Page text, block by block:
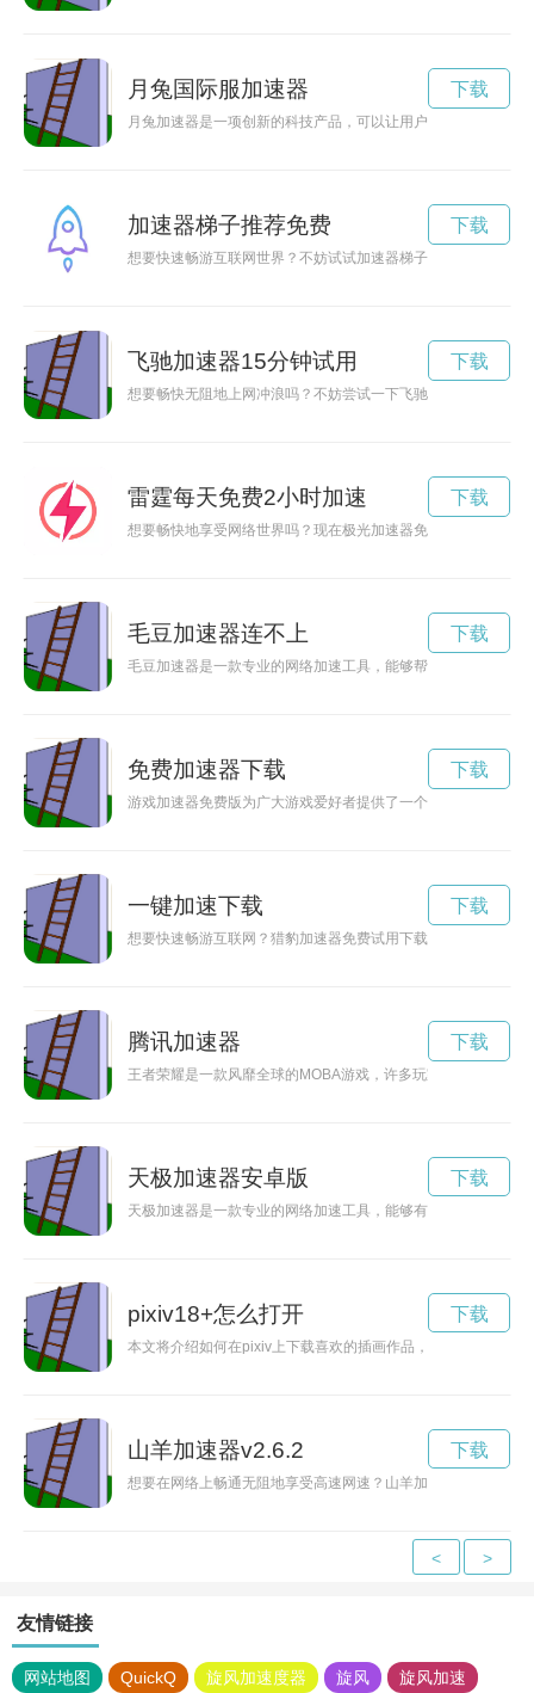
月兔国际服加速器
月兔加速器是一项创新的科技产品，可以让用户在短时间内提
下载
加速器梯子推荐免费
想要快速畅游互联网世界？不妨试试加速器梯子！现推荐一款
下载
飞驰加速器15分钟试用
想要畅快无阻地上网冲浪吗？不妨尝试一下飞驰加速器，让网络
下载
雷霆每天免费2小时加速
想要畅快地享受网络世界吗？现在极光加速器免费永久使用，
下载
毛豆加速器连不上
毛豆加速器是一款专业的网络加速工具，能够帮助用户提升网
下载
免费加速器下载
游戏加速器免费版为广大游戏爱好者提供了一个快速、稳定、
下载
一键加速下载
想要快速畅游互联网？猎豹加速器免费试用下载为您提供最便
下载
腾讯加速器
王者荣耀是一款风靡全球的MOBA游戏，许多玩家为了提升游
下载
天极加速器安卓版
天极加速器是一款专业的网络加速工具，能够有效提升下载速
下载
pixiv18+怎么打开
本文将介绍如何在pixiv上下载喜欢的插画作品，让您可以保存
下载
山羊加速器v2.6.2
想要在网络上畅通无阻地享受高速网速？山羊加速器为您提供
下载
< >
友情链接
网站地图 QuickQ 旋风加速度器 旋风 旋风加速